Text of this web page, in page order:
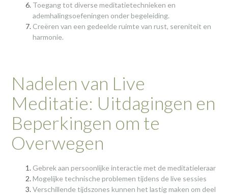
Toegang tot diverse meditatietechnieken en
ademhalingsoefeningen onder begeleiding.
Creëren van een gedeelde ruimte van rust, sereniteit en
harmonie.
Nadelen van Live
Meditatie: Uitdagingen en
Beperkingen om te
Overwegen
Gebrek aan persoonlijke interactie met de meditatieleraar
Mogelijke technische problemen tijdens de live sessies
Verschillende tijdszones kunnen het lastig maken om deel